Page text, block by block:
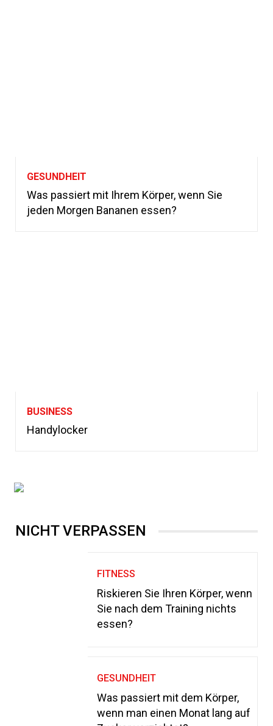
GESUNDHEIT
Was passiert mit Ihrem Körper, wenn Sie
jeden Morgen Bananen essen?
BUSINESS
Handylocker
NICHT VERPASSEN
FITNESS
Riskieren Sie Ihren Körper, wenn
Sie nach dem Training nichts
essen?
GESUNDHEIT
Was passiert mit dem Körper,
wenn man einen Monat lang auf